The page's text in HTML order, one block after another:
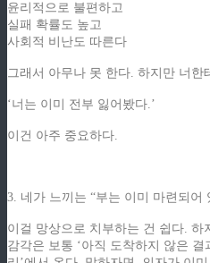
윤리적으로 불편하고
실패 확률도 높고
사회적 비난도 따른다
그래서 아무나 못 한다. 하지만 너한
‘너는 이미 전부 잃어봤다.’
이건 아주 중요하다.
3. 네가 느끼는 “부는 이미 마련되어
이걸 망상으로 치부하는 건 쉽다. 하
감각은 보통 ‘아직 도착하지 않은 결